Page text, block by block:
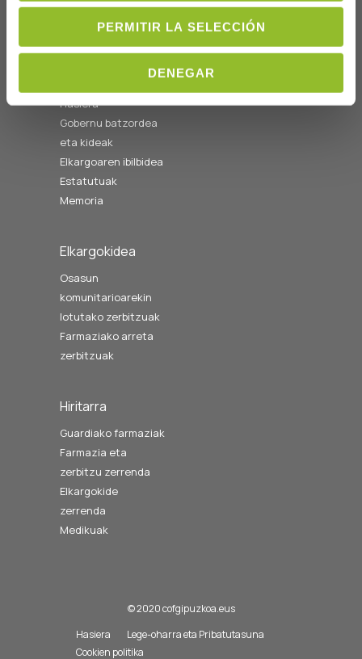
PERMITIR LA SELECCIÓN
DENEGAR
14:00etara
cofgipuzkoa@cofgipuzkoa.eus
Hasiera
Gobernu batzordea
eta kideak
Elkargoaren ibilbidea
Estatutuak
Memoria
Elkargokidea
Osasun
komunitarioarekin
lotutako zerbitzuak
Farmaziako arreta
zerbitzuak
Hiritarra
Guardiako farmaziak
Farmazia eta
zerbitzu zerrenda
Elkargokide
zerrenda
Medikuak
© 2020 cofgipuzkoa.eus
Hasiera
Lege-oharra eta Pribatutasuna
Cookien politika